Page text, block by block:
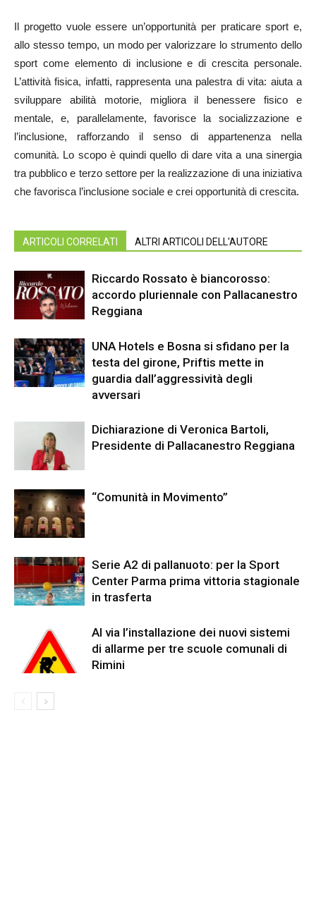
Il progetto vuole essere un’opportunità per praticare sport e,
allo stesso tempo, un modo per valorizzare lo strumento dello
sport come elemento di inclusione e di crescita personale.
L’attività fisica, infatti, rappresenta una palestra di vita: aiuta a
sviluppare abilità motorie, migliora il benessere fisico e
mentale, e, parallelamente, favorisce la socializzazione e
l’inclusione, rafforzando il senso di appartenenza nella
comunità. Lo scopo è quindi quello di dare vita a una sinergia
tra pubblico e terzo settore per la realizzazione di una iniziativa
che favorisca l’inclusione sociale e crei opportunità di crescita.
ARTICOLI CORRELATI ALTRI ARTICOLI DELL'AUTORE
Riccardo Rossato è biancorosso:
accordo pluriennale con Pallacanestro
Reggiana
UNA Hotels e Bosna si sfidano per la
testa del girone, Priftis mette in
guardia dall’aggressività degli
avversari
Dichiarazione di Veronica Bartoli,
Presidente di Pallacanestro Reggiana
“Comunità in Movimento”
Serie A2 di pallanuoto: per la Sport
Center Parma prima vittoria stagionale
in trasferta
Al via l’installazione dei nuovi sistemi
di allarme per tre scuole comunali di
Rimini